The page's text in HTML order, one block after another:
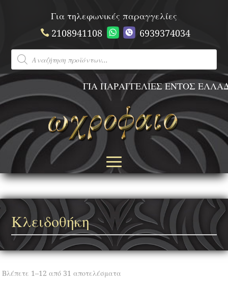
Για τηλεφωνικές παραγγελίες
2108941108
6939374034
Products
search
ΓΙΑ ΠΑΡΑΓΓΕΛΙΕΣ ΕΝΤΟΣ
Κλειδοθήκη
Βλέπετε 1–12 από 31 αποτελέσματα